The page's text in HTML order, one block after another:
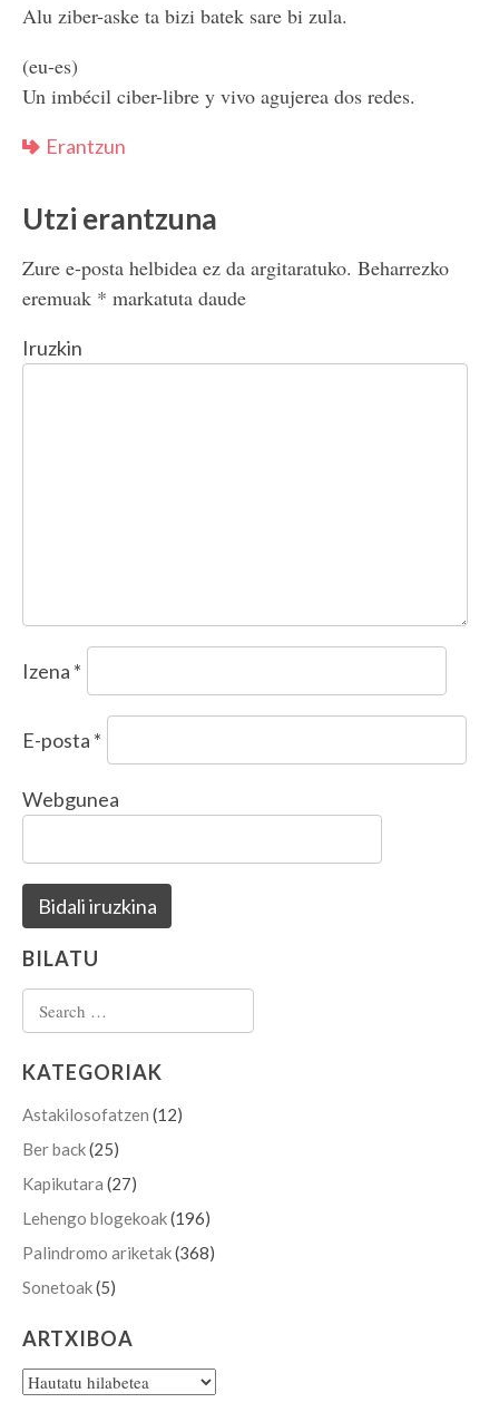
Alu ziber-aske ta bizi batek sare bi zula.
(eu-es)
Un imbécil ciber-libre y vivo agujerea dos redes.
Erantzun
Utzi erantzuna
Zure e-posta helbidea ez da argitaratuko. Beharrezko
eremuak * markatuta daude
Iruzkin
Izena *
E-posta *
Webgunea
BILATU
KATEGORIAK
Astakilosofatzen (12)
Ber back(25)
Kapikutara (27)
Lehengo blogekoak(196)
Palindromo ariketak(368)
Sonetoak(5)
ARTXIBOA
Artxiboa